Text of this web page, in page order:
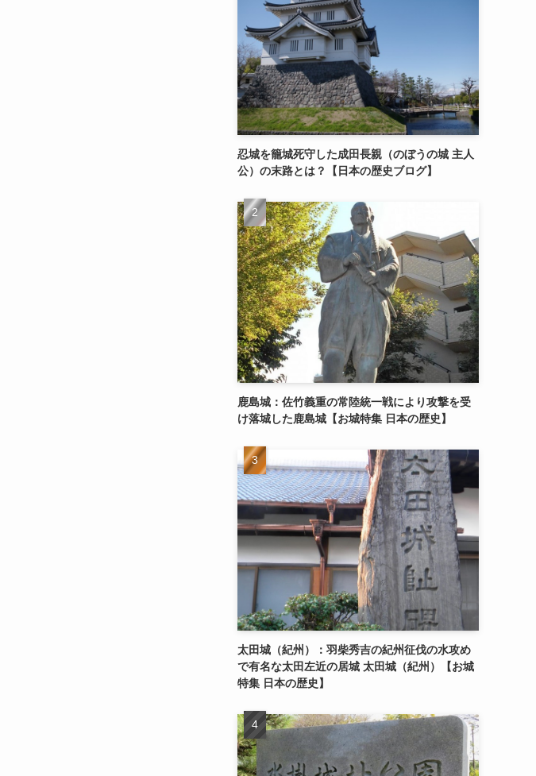
忍城を籠城死守した成田長親（のぼうの城 主人
公）の末路とは？【日本の歴史ブログ】
鹿島城：佐竹義重の常陸統一戦により攻撃を受
け落城した鹿島城【お城特集 日本の歴史】
太田城（紀州）：羽柴秀吉の紀州征伐の水攻め
で有名な太田左近の居城 太田城（紀州）【お城
特集 日本の歴史】